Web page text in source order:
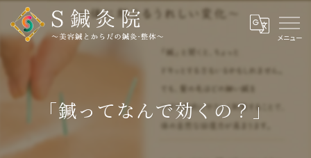
「鍼ってなんで効くの？」